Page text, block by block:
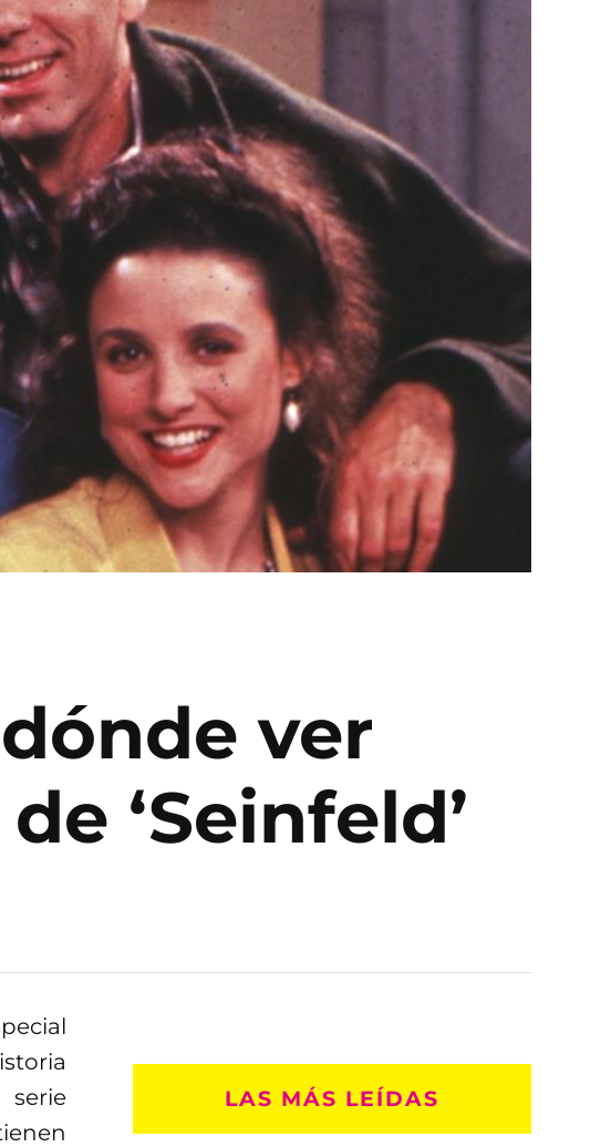
ver
‘Seinfeld’
serie
LAS MÁS LEÍDAS